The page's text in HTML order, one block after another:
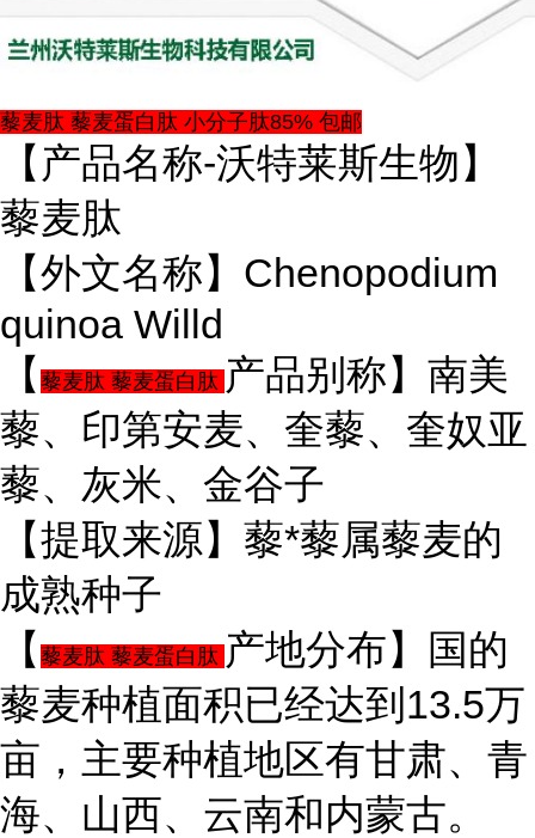
藜麦肽 藜麦蛋白肽 小分子肽85% 包邮
【产品名称-沃特莱斯生物】
藜麦肽
【外文名称】Chenopodium
quinoa Willd
【 藜麦肽 藜麦蛋白肽 产品别称】南美
藜、印第安麦、奎藜、奎奴亚
藜、灰米、金谷子
【提取来源】藜*藜属藜麦的
成熟种子
【 藜麦肽 藜麦蛋白肽 产地分布】国的
藜麦种植面积已经达到13.5万
亩，主要种植地区有甘肃、青
海、山西、云南和内蒙古。